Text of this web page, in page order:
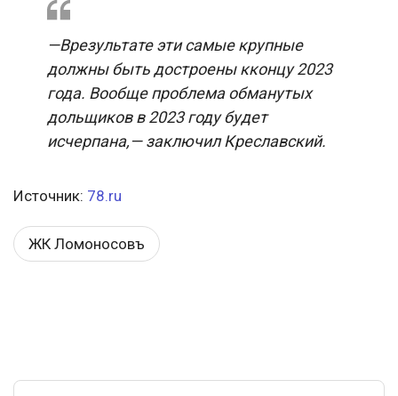
—Врезультате эти самые крупные
должны быть достроены кконцу 2023
года. Вообще проблема обманутых
дольщиков в 2023 году будет
исчерпана,— заключил Креславский.
Источник: 78.ru
ЖК Ломоносовъ